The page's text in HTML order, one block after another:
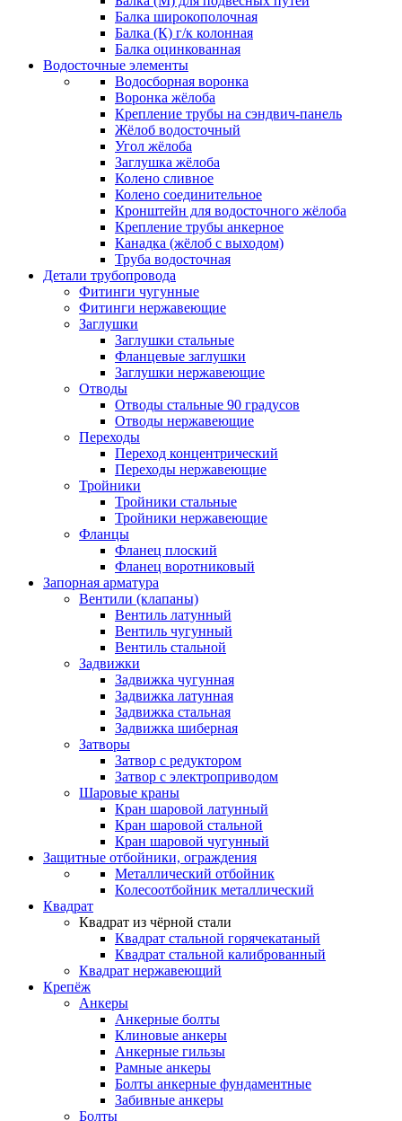
Балка широкополочная
Балка (К) г/к колонная
Балка оцинкованная
Водосточные элементы
Водосборная воронка
Воронка жёлоба
Крепление трубы на сэндвич-панель
Жёлоб водосточный
Угол жёлоба
Заглушка жёлоба
Колено сливное
Колено соединительное
Кронштейн для водосточного жёлоба
Крепление трубы анкерное
Канадка (жёлоб с выходом)
Труба водосточная
Детали трубопровода
Фитинги чугунные
Фитинги нержавеющие
Заглушки
Заглушки стальные
Фланцевые заглушки
Заглушки нержавеющие
Отводы
Отводы стальные 90 градусов
Отводы нержавеющие
Переходы
Переход концентрический
Переходы нержавеющие
Тройники
Тройники стальные
Тройники нержавеющие
Фланцы
Фланец плоский
Фланец воротниковый
Запорная арматура
Вентили (клапаны)
Вентиль латунный
Вентиль чугунный
Вентиль стальной
Задвижки
Задвижка чугунная
Задвижка латунная
Задвижка стальная
Задвижка шиберная
Затворы
Затвор с редуктором
Затвор с электроприводом
Шаровые краны
Кран шаровой латунный
Кран шаровой стальной
Кран шаровой чугунный
Защитные отбойники, ограждения
Металлический отбойник
Колесоотбойник металлический
Квадрат
Квадрат из чёрной стали
Квадрат стальной горячекатаный
Квадрат стальной калиброванный
Квадрат нержавеющий
Крепёж
Анкеры
Анкерные болты
Клиновые анкеры
Анкерные гильзы
Рамные анкеры
Болты анкерные фундаментные
Забивные анкеры
Болты